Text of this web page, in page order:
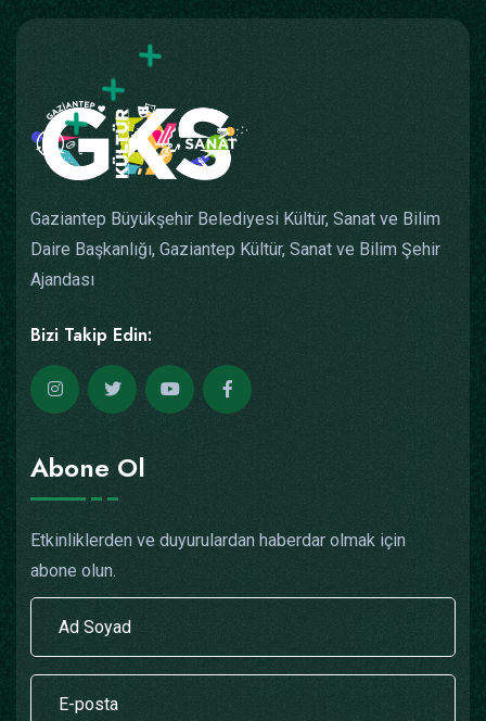
Gaziantep Büyükşehir Belediyesi Kültür, Sanat ve Bilim
Daire Başkanlığı, Gaziantep Kültür, Sanat ve Bilim Şehir
Ajandası
Bizi Takip Edin:
Abone Ol
Etkinliklerden ve duyurulardan haberdar olmak için
abone olun.